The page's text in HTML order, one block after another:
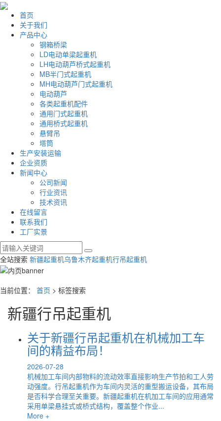
首页
关于我们
产品中心
钢箱桥梁
LD电动单梁起重机
LH电动葫芦桥式起重机
MB半门式起重机
MH电动葫芦门式起重机
电动葫芦
各类起重机配件
通用门式起重机
通用桥式起重机
悬臂吊
塔筒
生产安装运输
企业资质
新闻中心
公司新闻
行业资讯
技术资讯
在线留言
联系我们
工厂实景
全站搜索 新疆起重机乌鲁木齐起重机行吊起重机
当前位置： 首页 > 标签搜索
新疆行吊起重机
关于新疆行吊起重机在机械加工车
间的精益布局！
2026-07-28
机械加工车间内部物料的流动效率直接影响生产节拍和工人劳
动强度。行吊起重机作为车间内灵活的重型搬运设备，其布局
是否科学合理至关重要。新疆起重机在机加工车间的应用通常
采用单梁悬挂式或桥式结构，覆盖整个作业...
More +